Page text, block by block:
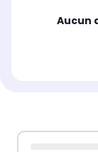
Aucun